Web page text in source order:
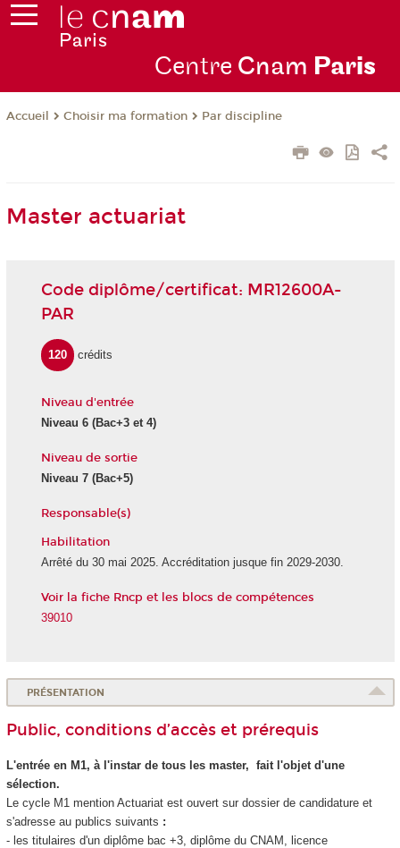
Centre Cnam Paris
Accueil Choisir ma formation Par discipline
Master actuariat
Code diplôme/certificat: MR12600A-
PAR
120 crédits
Niveau d'entrée
Niveau 6(Bac+3 et 4)
Niveau de sortie
Niveau 7(Bac+5)
Responsable(s)
Habilitation
Arrêté du 30 mai 2025. Accréditation jusque fin 2029-2030.
Voir la fiche Rncp et les blocs de compétences
39010
PRÉSENTATION
Public, conditions d’accès et prérequis
L'entrée en M1, à l'instar de tous les master, fait l'objet d'une
sélection.
Le cycle M1 mention Actuariat est ouvert sur dossier de candidature et
s'adresse au publics suivants :
- les titulaires d'un diplôme bac +3, diplôme du CNAM, licence